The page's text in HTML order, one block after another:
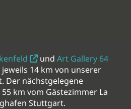
undArt Gallery 64
jeweils 14 km von unserer
Der nächstgelegene
km vom Gästezimmer La
Stuttgart.